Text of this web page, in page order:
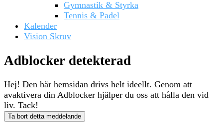
Gymnastik & Styrka
Tennis & Padel
Kalender
Vision Skruv
Adblocker detekterad
Hej! Den här hemsidan drivs helt ideellt. Genom att
avaktivera din Adblocker hjälper du oss att hålla den vid
liv. Tack!
Ta bort detta meddelande